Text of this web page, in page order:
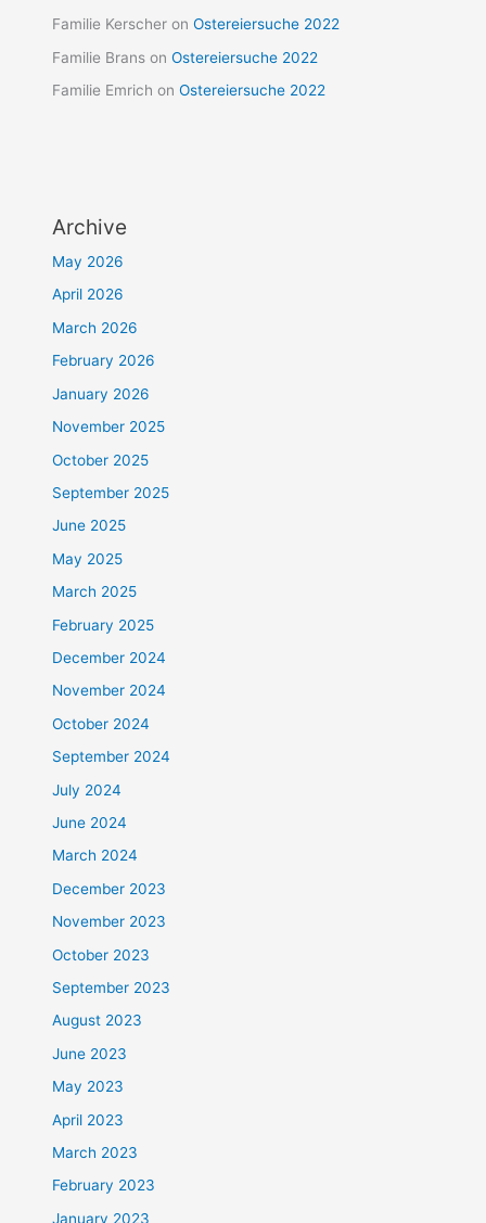
Familie Kerscher onOstereiersuche 2022
Familie Brans onOstereiersuche 2022
Familie Emrich onOstereiersuche 2022
Archive
May 2026
April 2026
March 2026
February 2026
January 2026
November 2025
October 2025
September 2025
June 2025
May 2025
March 2025
February 2025
December 2024
November 2024
October 2024
September 2024
July 2024
June 2024
March 2024
December 2023
November 2023
October 2023
September 2023
August 2023
June 2023
May 2023
April 2023
March 2023
February 2023
January 2023